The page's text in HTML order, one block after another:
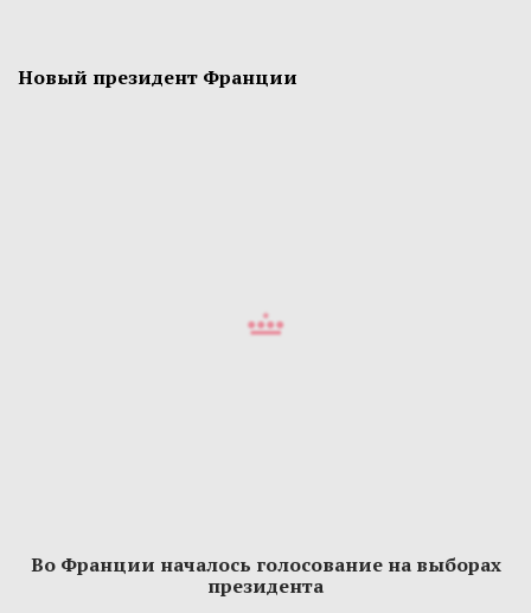
Новый президент Франции
Во Франции началось голосование на выборах
президента